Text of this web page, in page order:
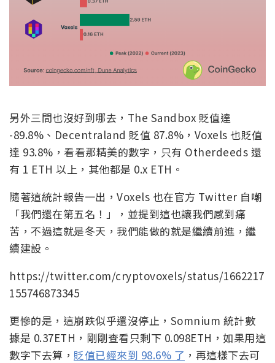
另外三間也沒好到哪去，The Sandbox 貶值達
-89.8%、Decentraland 貶值 87.8%，Voxels 也貶值
達 93.8%，看看那精美的數字，只有 Otherdeeds 還
有 1 ETH 以上，其他都是 0.x ETH。
隨著這統計報告一出，Voxels 也在官方 Twitter 自嘲
「我們還在第五名！」，並提到這也讓我們感到痛
苦，不過這就是冬天，我們能做的就是繼續前進，繼
續建設。
https://twitter.com/cryptovoxels/status/1662217
155746873345
更慘的是，這崩跌似乎還沒停止，Somnium 統計數
據是 0.37ETH，剛剛查看只剩下 0.098ETH，如果用這
數字下去算， 貶值已經來到 98.6% 了 ，再這樣下去可